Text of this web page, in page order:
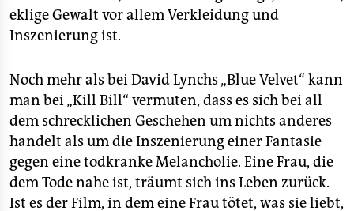
eklige Gewalt vor allem Verkleidung und
Inszenierung ist.
Noch mehr als bei David Lynchs „Blue Velvet“ kann
man bei „Kill Bill“ vermuten, dass es sich bei all
dem schrecklichen Geschehen um nichts anderes
handelt als um die Inszenierung einer Fantasie
gegen eine todkranke Melancholie. Eine Frau, die
dem Tode nahe ist, träumt sich ins Leben zurück.
Ist es der Film, in dem eine Frau tötet, was sie liebt,